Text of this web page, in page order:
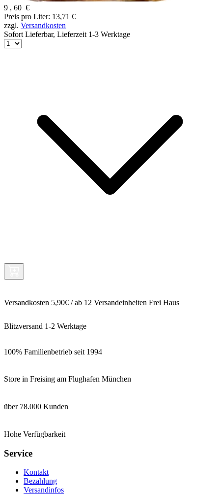
9 , 60 €
Preis pro Liter: 13,71 €
zzgl. Versandkosten
Sofort Lieferbar, Lieferzeit 1-3 Werktage
Versandkosten 5,90€ / ab 12 Versandeinheiten Frei Haus
Blitzversand 1-2 Werktage
100% Familienbetrieb seit 1994
Store in Freising am Flughafen München
über 78.000 Kunden
Hohe Verfügbarkeit
Service
Kontakt
Bezahlung
Versandinfos